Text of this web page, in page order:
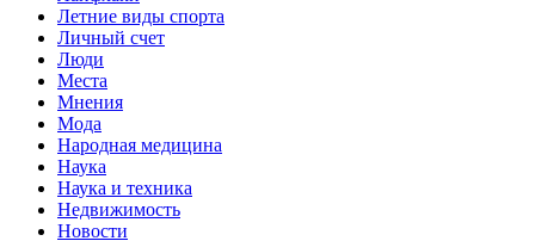
Летние виды спорта
Личный счет
Люди
Места
Мнения
Мода
Народная медицина
Наука
Наука и техника
Недвижимость
Новости